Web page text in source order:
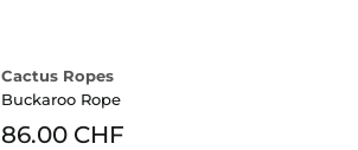
Cactus Ropes
Buckaroo Rope
86.00 CHF